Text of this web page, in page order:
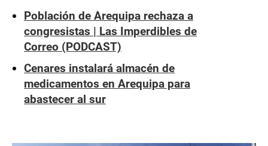
Población de Arequipa rechaza a
congresistas | Las Imperdibles de
Correo (PODCAST)
Cenares instalará almacén de
medicamentos en Arequipa para
abastecer al sur